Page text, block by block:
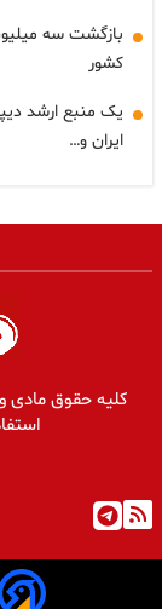
کشور
یک منبع ارشد
ایران و…
کلیه حقوق مادی